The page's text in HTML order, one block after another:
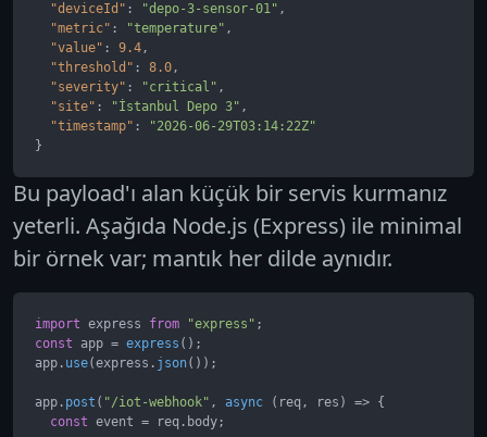
"deviceId" : "depo-3-sensor-01" ,
"metric" : "temperature" ,
"value" : 9.4 ,
"threshold" : 8.0 ,
"severity" : "critical" ,
"site" : "İstanbul Depo 3" ,
"timestamp" :
"2026-06-29T03:14:22Z"
}
Bu payload'ı alan küçük bir servis kurmanız
yeterli. Aşağıda Node.js (Express) ile minimal
bir örnek var; mantık her dilde aynıdır.
import express from "express"
const app = express ();
app. use(express. json());
app. post ( "/iot-webhook" , async (req, res) => {
const event = req. body ;